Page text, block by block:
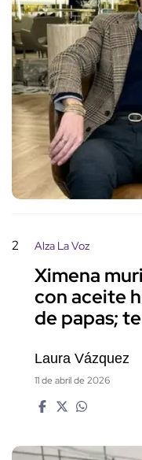
2 Alza La Voz
Ximena
con aceite
de papas;
Laura Vázquez
11 de abril de 2026